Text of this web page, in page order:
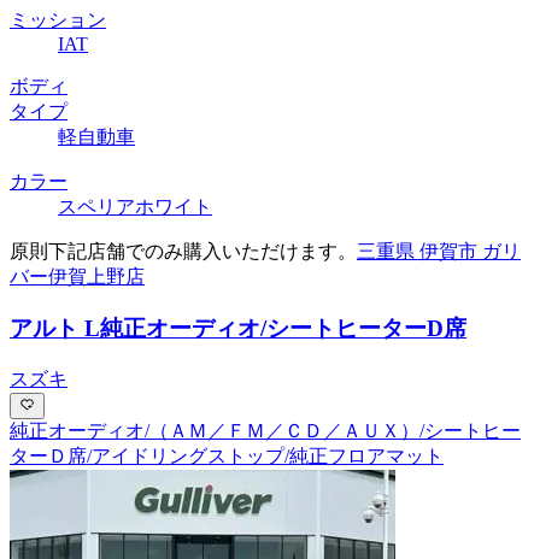
ミッション
IAT
ボディ
タイプ
軽自動車
カラー
スペリアホワイト
原則下記店舗でのみ購入いただけます。 三重県 伊賀市 ガリ
バー伊賀上野店
アルト L純正オーディオ/シートヒーターD席
スズキ
純正オーディオ/（ＡＭ／ＦＭ／ＣＤ／ＡＵＸ）/シートヒー
ターＤ席/アイドリングストップ/純正フロアマット